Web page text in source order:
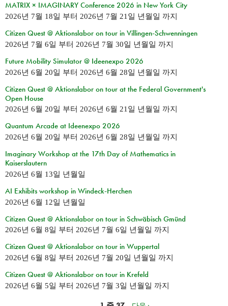
MATRIX × IMAGINARY Conference 2026 in New York City
2026년 7월 18일 부터 2026년 7월 21일 년월일 까지
Citizen Quest @ Aktionslabor on tour in Villingen-Schwenningen
2026년 7월 6일 부터 2026년 7월 30일 년월일 까지
Future Mobility Simulator @ Ideenexpo 2026
2026년 6월 20일 부터 2026년 6월 28일 년월일 까지
Citizen Quest @ Aktionslabor on tour at the Federal Government's
Open House
2026년 6월 20일 부터 2026년 6월 21일 년월일 까지
Quantum Arcade at Ideenexpo 2026
2026년 6월 20일 부터 2026년 6월 28일 년월일 까지
Imaginary Workshop at the 17th Day of Mathematics in
Kaiserslautern
2026년 6월 13일 년월일
AI Exhibits workshop in Windeck-Herchen
2026년 6월 12일 년월일
Citizen Quest @ Aktionslabor on tour in Schwäbisch Gmünd
2026년 6월 8일 부터 2026년 7월 6일 년월일 까지
Citizen Quest @ Aktionslabor on tour in Wuppertal
2026년 6월 8일 부터 2026년 7월 20일 년월일 까지
Citizen Quest @ Aktionslabor on tour in Krefeld
2026년 6월 5일 부터 2026년 7월 3일 년월일 까지